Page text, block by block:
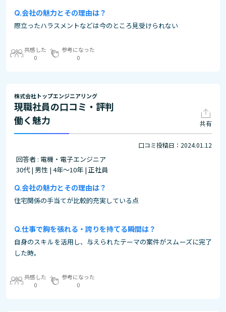
会社の魅力とその理由は？
際立ったハラスメントなどは今のところ見受けられない
共感した
0
参考になった
0
株式会社トップエンジニアリング
現職社員の口コミ・評判
働く魅力
共有
口コミ投稿日：2024.01.12
回答者 : 電機・電子エンジニア
30代 | 男性 | 4年～10年 | 正社員
会社の魅力とその理由は？
住宅関係の手当てが比較的充実している点
仕事で胸を張れる・誇りを持てる瞬間は？
自身のスキルを活用し、与えられたテーマの案件がスムーズに完了
した時。
共感した
0
参考になった
0